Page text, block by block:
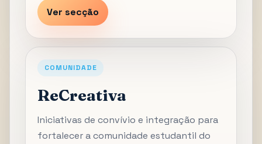
Ver secção
COMUNIDADE
ReCreativa
Iniciativas de convívio e integração para
fortalecer a comunidade estudantil do